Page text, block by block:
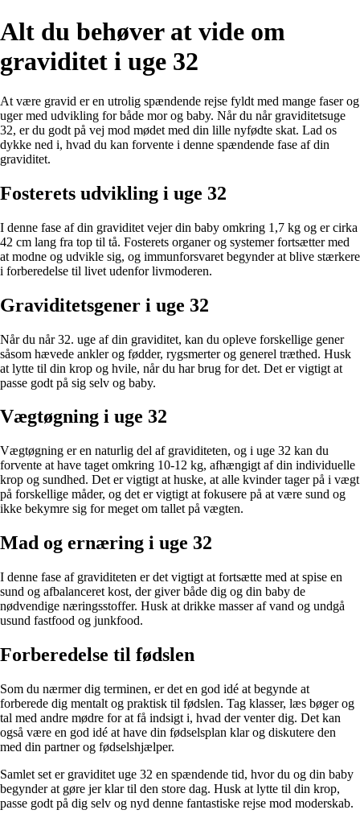
Alt du behøver at vide om
graviditet i uge 32
At være gravid er en utrolig spændende rejse fyldt med mange faser og
uger med udvikling for både mor og baby. Når du når graviditetsuge
32, er du godt på vej mod mødet med din lille nyfødte skat. Lad os
dykke ned i, hvad du kan forvente i denne spændende fase af din
graviditet.
Fosterets udvikling i uge 32
I denne fase af din graviditet vejer din baby omkring 1,7 kg og er cirka
42 cm lang fra top til tå. Fosterets organer og systemer fortsætter med
at modne og udvikle sig, og immunforsvaret begynder at blive stærkere
i forberedelse til livet udenfor livmoderen.
Graviditetsgener i uge 32
Når du når 32. uge af din graviditet, kan du opleve forskellige gener
såsom hævede ankler og fødder, rygsmerter og generel træthed. Husk
at lytte til din krop og hvile, når du har brug for det. Det er vigtigt at
passe godt på sig selv og baby.
Vægtøgning i uge 32
Vægtøgning er en naturlig del af graviditeten, og i uge 32 kan du
forvente at have taget omkring 10-12 kg, afhængigt af din individuelle
krop og sundhed. Det er vigtigt at huske, at alle kvinder tager på i vægt
på forskellige måder, og det er vigtigt at fokusere på at være sund og
ikke bekymre sig for meget om tallet på vægten.
Mad og ernæring i uge 32
I denne fase af graviditeten er det vigtigt at fortsætte med at spise en
sund og afbalanceret kost, der giver både dig og din baby de
nødvendige næringsstoffer. Husk at drikke masser af vand og undgå
usund fastfood og junkfood.
Forberedelse til fødslen
Som du nærmer dig terminen, er det en god idé at begynde at
forberede dig mentalt og praktisk til fødslen. Tag klasser, læs bøger og
tal med andre mødre for at få indsigt i, hvad der venter dig. Det kan
også være en god idé at have din fødselsplan klar og diskutere den
med din partner og fødselshjælper.
Samlet set er graviditet uge 32 en spændende tid, hvor du og din baby
begynder at gøre jer klar til den store dag. Husk at lytte til din krop,
passe godt på dig selv og nyd denne fantastiske rejse mod moderskab.